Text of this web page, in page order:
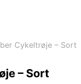
Cykeltrøje – Sort
– Sort